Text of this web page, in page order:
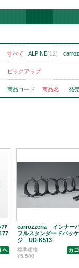
すべて ALPINE(12)
ピックアップ
商品コード 商品名 発
ｧ
carrozzeria インナー
フルスタンダードパッ
ジ UD-K513
標準価格
¥5,500